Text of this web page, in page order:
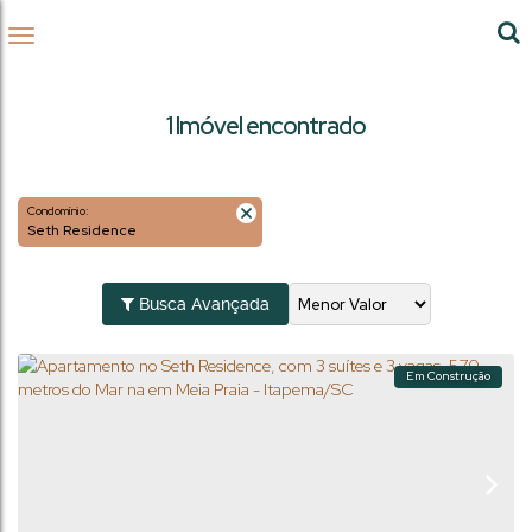
1 Imóvel encontrado
Condomínio:
Seth Residence
Busca Avançada
Em Construção